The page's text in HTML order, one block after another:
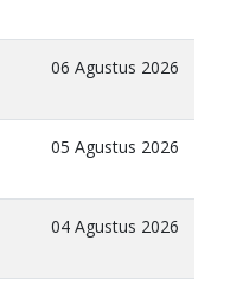
06 Agustus 2026
05 Agustus 2026
04 Agustus 2026